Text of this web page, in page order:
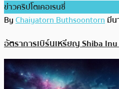
ข่าวคริปโตเคอเรนซี่
ByChaiyatorn Buthsoontornมีน
อัตราการเบิร์นเหรียญ Shiba